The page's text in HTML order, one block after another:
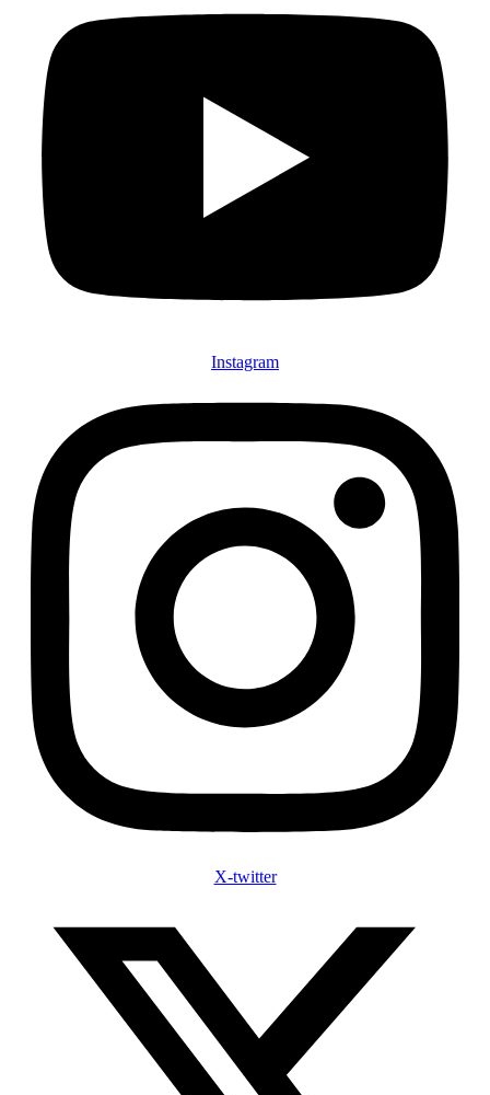
Instagram
X-twitter